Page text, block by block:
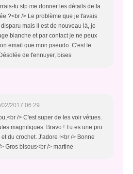
tu stp me donner les détails de la
?<br /> Le problème que je t'avais
mais il est de nouveau là, je
blanche et par contact je ne peux
email que mon pseudo. C'est le
de t'ennuyer, bises
02/2017 06:29
/> C'est super de les voir vêtues.
magnifiques. Bravo ! Tu es une pro
du crochet. J'adore !<br /> Bonne
Gros bisous<br /> martine